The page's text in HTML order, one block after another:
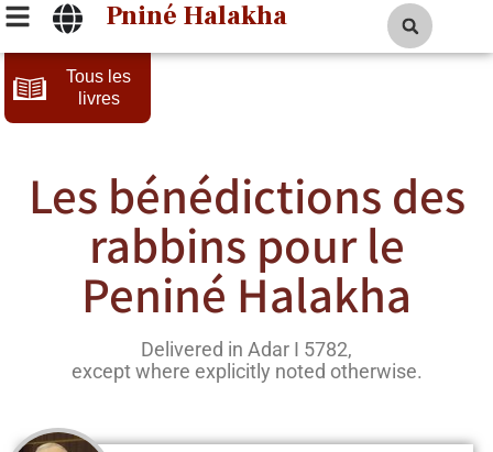
Pniné Halakha
Tous les
livres
Les bénédictions des
rabbins pour le
Peniné Halakha
Delivered in Adar I 5782,
except where explicitly noted otherwise.